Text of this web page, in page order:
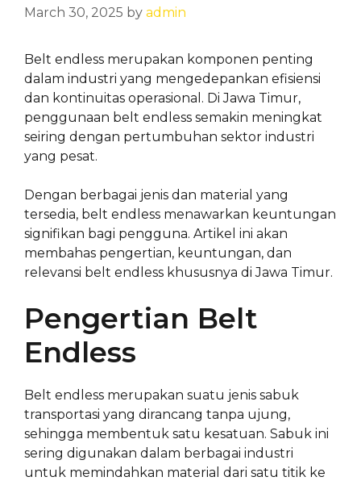
March 30, 2025 by admin
Belt endless merupakan komponen penting
dalam industri yang mengedepankan efisiensi
dan kontinuitas operasional. Di Jawa Timur,
penggunaan belt endless semakin meningkat
seiring dengan pertumbuhan sektor industri
yang pesat.
Dengan berbagai jenis dan material yang
tersedia, belt endless menawarkan keuntungan
signifikan bagi pengguna. Artikel ini akan
membahas pengertian, keuntungan, dan
relevansi belt endless khususnya di Jawa Timur.
Pengertian Belt
Endless
Belt endless merupakan suatu jenis sabuk
transportasi yang dirancang tanpa ujung,
sehingga membentuk satu kesatuan. Sabuk ini
sering digunakan dalam berbagai industri
untuk memindahkan material dari satu titik ke